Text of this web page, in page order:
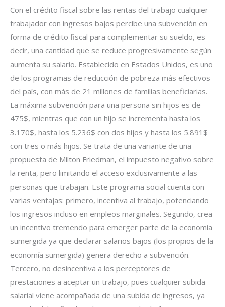
Con el crédito fiscal sobre las rentas del trabajo cualquier
trabajador con ingresos bajos percibe una subvención en
forma de crédito fiscal para complementar su sueldo, es
decir, una cantidad que se reduce progresivamente según
aumenta su salario. Establecido en Estados Unidos, es uno
de los programas de reducción de pobreza más efectivos
del país, con más de 21 millones de familias beneficiarias.
La máxima subvención para una persona sin hijos es de
475$, mientras que con un hijo se incrementa hasta los
3.170$, hasta los 5.236$ con dos hijos y hasta los 5.891$
con tres o más hijos. Se trata de una variante de una
propuesta de Milton Friedman, el impuesto negativo sobre
la renta, pero limitando el acceso exclusivamente a las
personas que trabajan. Este programa social cuenta con
varias ventajas: primero, incentiva al trabajo, potenciando
los ingresos incluso en empleos marginales. Segundo, crea
un incentivo tremendo para emerger parte de la economía
sumergida ya que declarar salarios bajos (los propios de la
economía sumergida) genera derecho a subvención.
Tercero, no desincentiva a los perceptores de
prestaciones a aceptar un trabajo, pues cualquier subida
salarial viene acompañada de una subida de ingresos, ya